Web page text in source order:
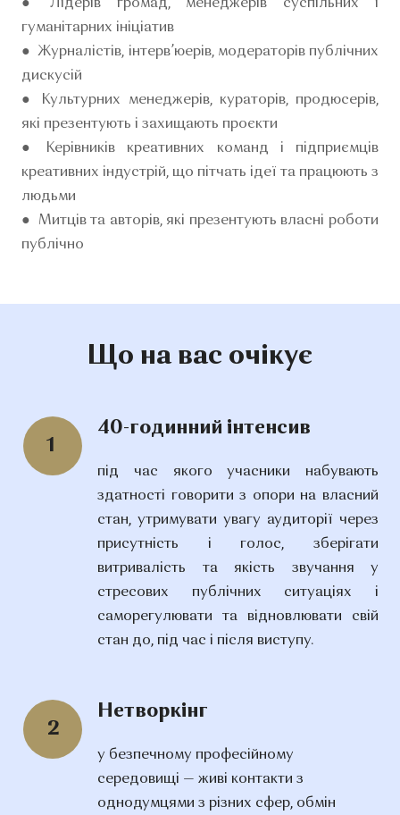
● Лідерів громад, менеджерів суспільних і
гуманітарних ініціатив
● Журналістів, інтерв’юерів, модераторів публічних
дискусій
● Культурних менеджерів, кураторів, продюсерів,
які презентують і захищають проєкти
● Керівників креативних команд і підприємців
креативних індустрій, що пітчать ідеї та працюють з
людьми
● Митців та авторів, які презентують власні роботи
публічно
Що на вас очікує
1
40-годинний інтенсив
під час якого учасники набувають
здатності говорити з опори на власний
стан, утримувати увагу аудиторії через
присутність і голос, зберігати
витривалість та якість звучання у
стресових публічних ситуаціях і
саморегулювати та відновлювати свій
стан до, під час і після виступу.
2
Нетворкінг
у безпечному професійному
середовищі — живі контакти з
однодумцями з різних сфер, обмін